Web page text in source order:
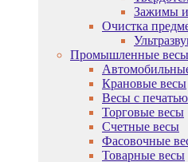
Зажимы и
Очистка
Промышленные весы
Крановые весы
Весы с печатью
Торговые весы
Счетные весы
Фасовочные
Товарные весы